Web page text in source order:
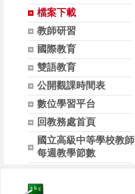
檔案下載
教師研習
國際教育
雙語教育
公開觀課時間表
數位學習平台
回教務處首頁
國立高級中等學校教師
每週教學節數